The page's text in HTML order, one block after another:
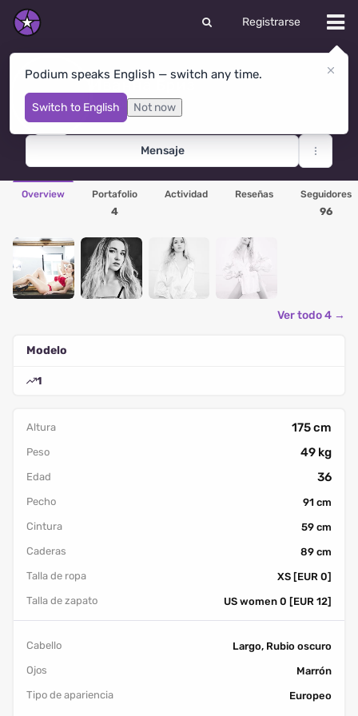
Registrarse
Podium speaks English — switch any time.
Switch to English Not now
Иванна Бриз
New York· Estados Unidos
Mensaje
Overview Portafolio
4
Actividad Reseñas Seguidores
96
Ver todo 4 →
Modelo
1
Altura 175 cm
Peso 49 kg
Edad 36
Pecho
91 cm
Cintura
59 cm
Caderas
89 cm
Talla de ropa
XS [EUR 0]
Talla de zapato
US women 0 [EUR 12]
Cabello
Largo, Rubio oscuro
Ojos
Marrón
Tipo de apariencia
Europeo